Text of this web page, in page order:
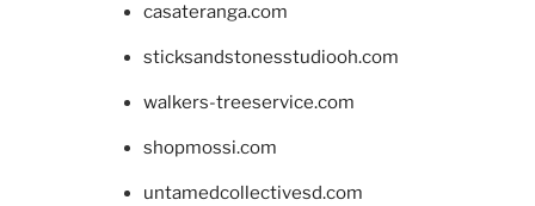
casateranga.com
sticksandstonesstudiooh.com
walkers-treeservice.com
shopmossi.com
untamedcollectivesd.com